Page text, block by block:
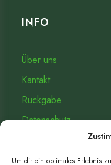
Um dir ein optimales Erlebnis
INFO
Über uns
Kantakt
Rückgabe
Datenschutz­